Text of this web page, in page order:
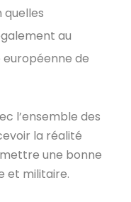
au
de
l’ensemble des
la réalité
une bonne
et militaire.